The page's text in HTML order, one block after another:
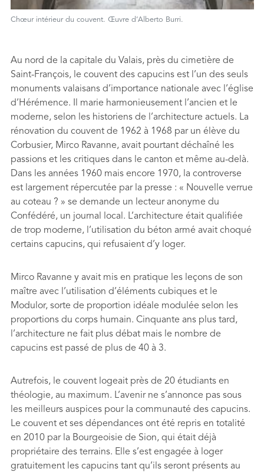
Chœur intérieur du couvent. Œuvre d’Alberto Burri.
Au nord de la capitale du Valais, près du cimetière de
Saint-François, le couvent des capucins est l’un des seuls
monuments valaisans d’importance nationale avec l’église
d’Hérémence. Il marie harmonieusement l’ancien et le
moderne, selon les historiens de l’architecture actuels. La
rénovation du couvent de 1962 à 1968 par un élève du
Corbusier, Mirco Ravanne, avait pourtant déchaîné les
passions et les critiques dans le canton et même au-delà.
Dans les années 1960 mais encore 1970, la controverse
est largement répercutée par la presse : « Nouvelle verrue
au coteau ? » se demande un lecteur anonyme du
Confédéré, un journal local. L’architecture était qualifiée
de trop moderne, l’utilisation du béton armé avait choqué
certains capucins, qui refusaient d’y loger.
Mirco Ravanne y avait mis en pratique les leçons de son
maître avec l’utilisation d’éléments cubiques et le
Modulor, sorte de proportion idéale modulée selon les
proportions du corps humain. Cinquante ans plus tard,
l’architecture ne fait plus débat mais le nombre de
capucins est passé de plus de 40 à 3.
Autrefois, le couvent logeait près de 20 étudiants en
théologie, au maximum. L’avenir ne s’annonce pas sous
les meilleurs auspices pour la communauté des capucins.
Le couvent et ses dépendances ont été repris en totalité
en 2010 par la Bourgeoisie de Sion, qui était déjà
propriétaire des terrains. Elle s’est engagée à loger
gratuitement les capucins tant qu’ils seront présents au